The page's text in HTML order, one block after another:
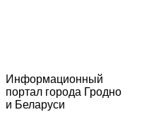
Информационный
портал города Гродно
и Беларуси